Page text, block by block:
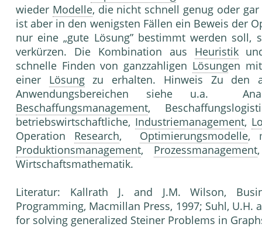
wieder Modelle, die nicht schnell genug oder
ist aber in den wenigsten Fällen ein Beweis der
nur eine „gute Lösung” bestimmt werden
verkür­zen. Die Kombination aus Heuristik
schnelle Finden von ganzzahligen Lösungen
einer Lösungzu erhalten. Hinweis Zu den
Anwendungsbereichen siehe u.a.
Beschaffungsmanagement,
betriebswirtschaftliche, Industriemanagement,
Operation Research, Optimierungsmodelle,
Produktionsmanagement, Prozessmanagement
Wirtschaftsmathematik.
Literatur: Kallrath J. and J.M. Wilson,
Programming, Macmillan Press, 1997; Suhl,
for solving general­ized Steiner Problems in